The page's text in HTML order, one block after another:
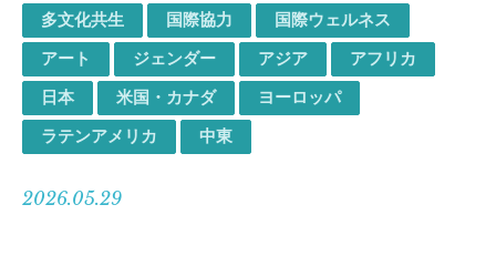
多文化共生 国際協力 国際ウェルネス
アート ジェンダー アジア アフリカ
日本 米国・カナダ ヨーロッパ
ラテンアメリカ 中東
2026.05.29